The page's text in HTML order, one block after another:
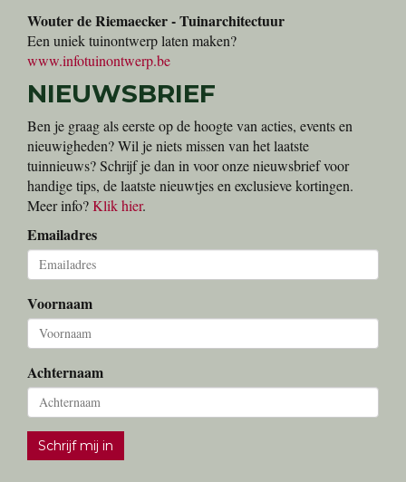
Wouter de Riemaecker - Tuinarchitectuur
Een uniek tuinontwerp laten maken?
www.infotuinontwerp.be
NIEUWSBRIEF
Ben je graag als eerste op de hoogte van acties, events en
nieuwigheden? Wil je niets missen van het laatste
tuinnieuws? Schrijf je dan in voor onze nieuwsbrief voor
handige tips, de laatste nieuwtjes en exclusieve kortingen.
Meer info?Klik hier.
Emailadres
Voornaam
Achternaam
Schrijf mij in